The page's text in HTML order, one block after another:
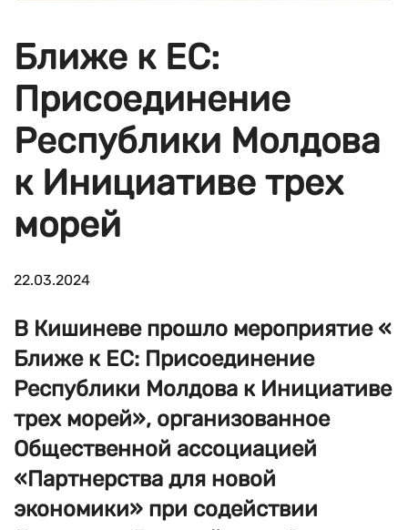
Ближе к ЕС:
Присоединение
Республики Молдова
к Инициативе трех
морей
22.03.2024
В Кишиневе прошло мероприятие «
Ближе к ЕС: Присоединение
Республики Молдова к Инициативе
трех морей», организованное
Общественной ассоциацией
«Партнерства для новой
экономики» при содействии